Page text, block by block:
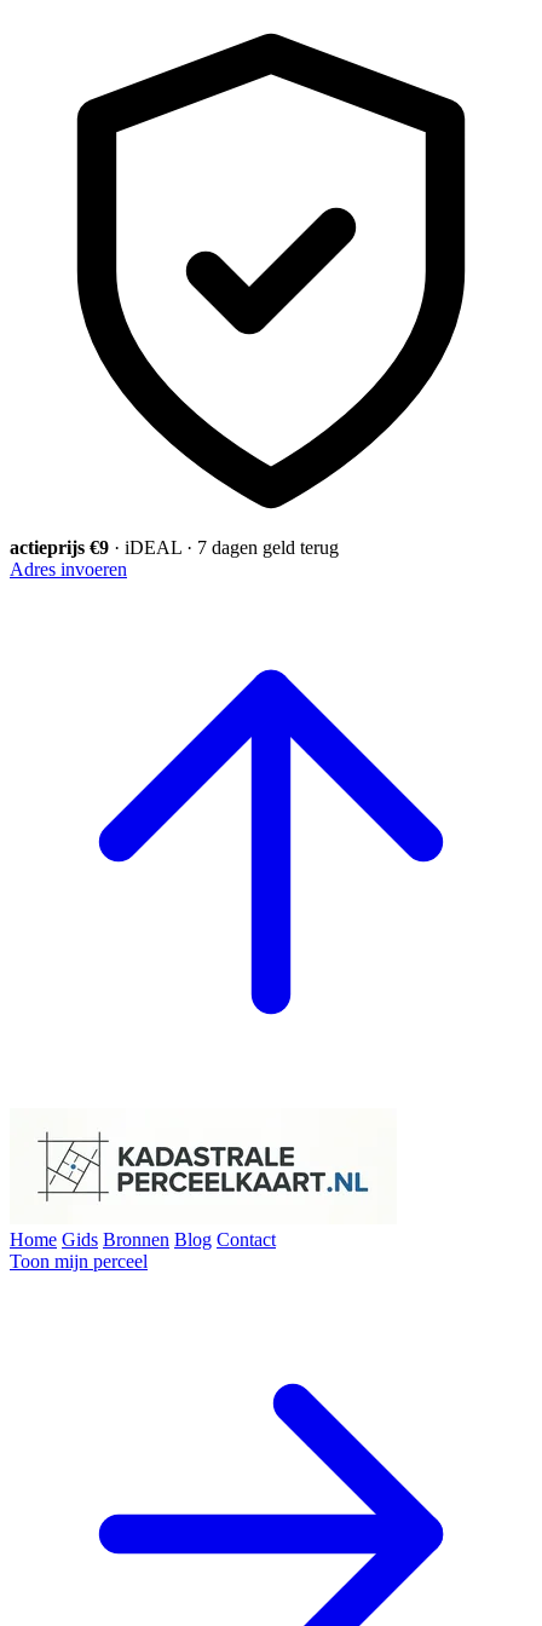
actieprijs €9 · iDEAL · 7 dagen geld terug
Adres invoeren
Home Gids Bronnen Blog Contact
Toon mijn perceel